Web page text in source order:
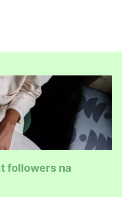
followers na